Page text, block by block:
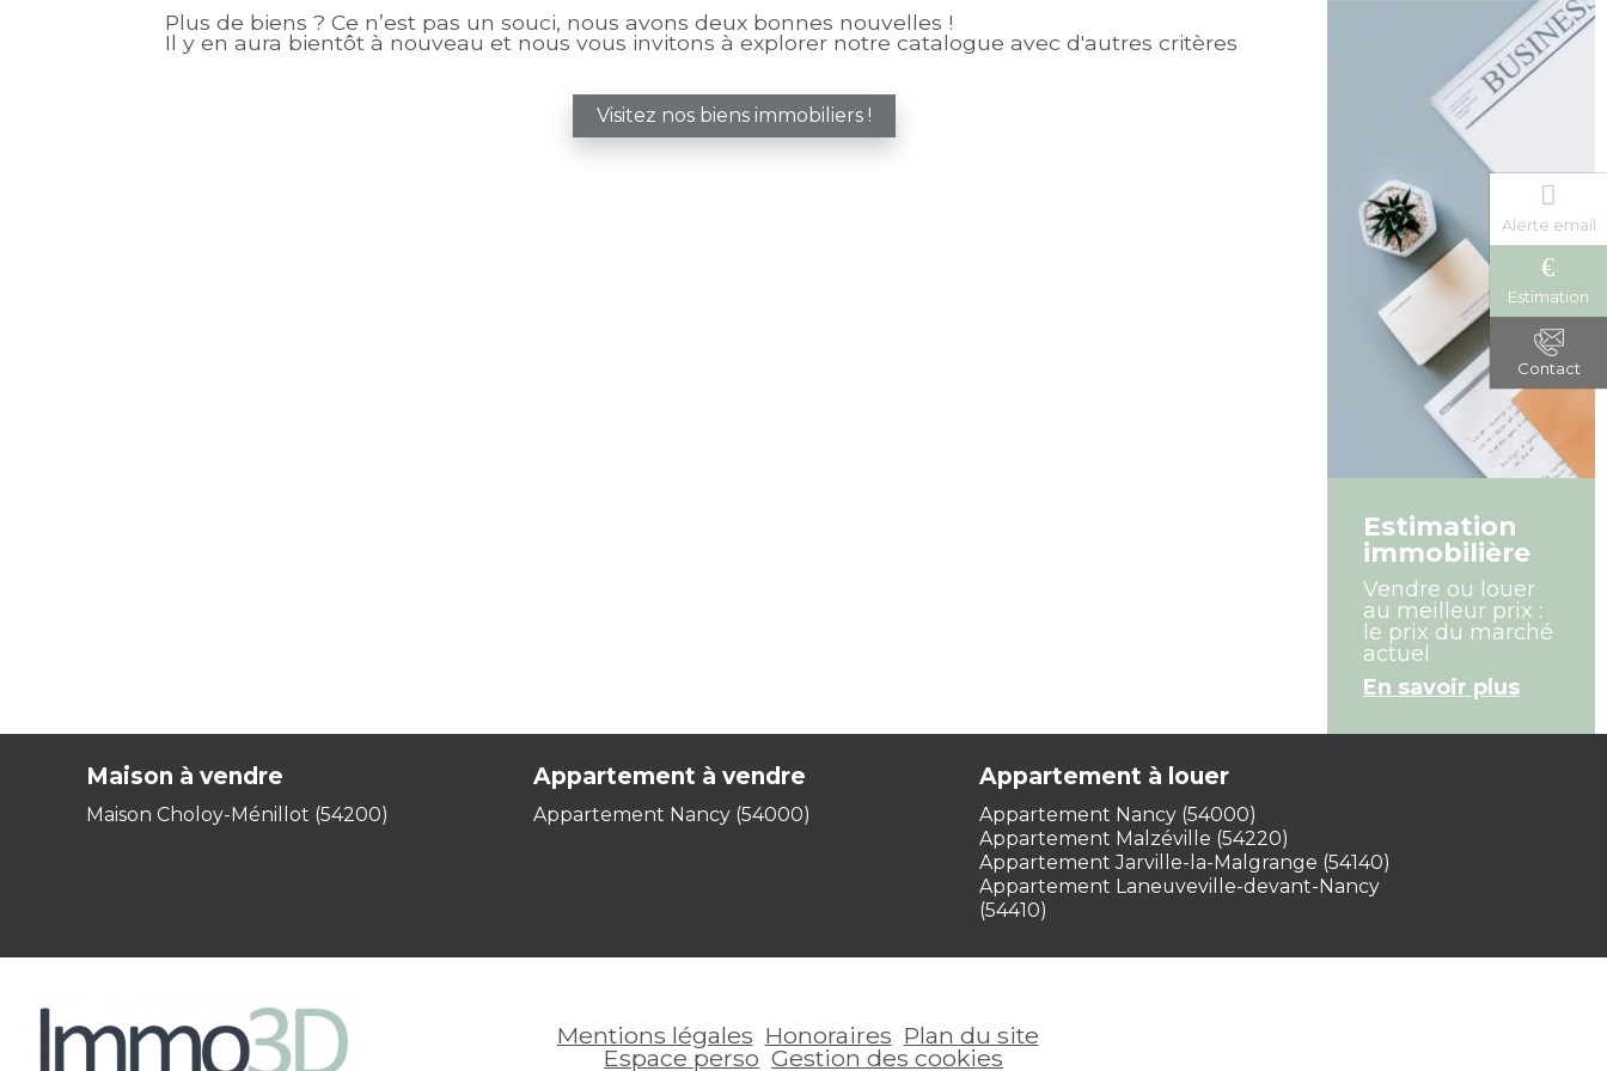
Estimation
immobilière
Vendre ou louer
au meilleur prix :
le prix du marché
actuel
En savoir plus
Plus de biens ? Ce n’est pas un souci, nous avons deux bonnes nouvelles !
Il y en aura bientôt à nouveau et nous vous invitons à explorer notre catalogue avec d'autres critères
Visitez nos biens immobiliers !
Alerte email
Estimation
Contact
Maison à vendre
Maison Choloy-Ménillot (54200)
Appartement à vendre
Appartement Nancy (54000)
Appartement à louer
Appartement Nancy (54000)
Appartement Malzéville (54220)
Appartement Jarville-la-Malgrange (54140)
Appartement Laneuveville-devant-Nancy
(54410)
Mentions légales Honoraires Plan du site
Espace perso Gestion des cookies